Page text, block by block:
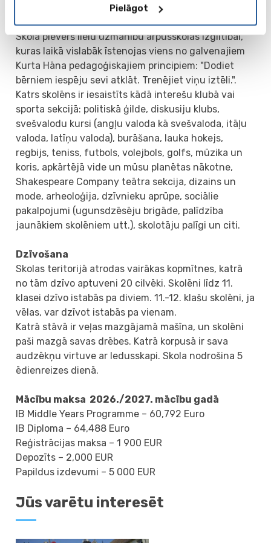
Pielāgot
Ārpusklases pasākumi
Skola pievērš lielu uzmanību ārpusskolas izglītībai,
kuras laikā vislabāk īstenojas viens no galvenajiem
Kurta Hāna pedagoģiskajiem principiem: "Dodiet
bērniem iespēju sevi atklāt. Trenējiet viņu iztēli.".
Katrs skolēns ir iesaistīts kādā interešu klubā vai
sporta sekcijā: politiskā ģilde, diskusiju klubs,
svešvalodu kursi (angļu valoda kā svešvaloda, itāļu
valoda, latīņu valoda), burāšana, lauka hokejs,
regbijs, teniss, futbols, volejbols, golfs, mūzika un
koris, apkārtējā vide un mūsu planētas nākotne,
Shakespeare Company teātra sekcija, dizains un
mode, arheoloģija, dzīvnieku aprūpe, sociālie
pakalpojumi (ugunsdzēsēju brigāde, palīdzība
jaunākiem skolēniem utt.), skolotāju palīgi un citi.
Dzīvošana
Skolas teritorijā atrodas vairākas kopmītnes, katrā
no tām dzīvo aptuveni 20 cilvēki. Skolēni līdz 11.
klasei dzīvo istabās pa diviem. 11.-12. klašu skolēni, ja
vēlas, var dzīvot istabās pa vienam.
Katrā stāvā ir veļas mazgājamā mašīna, un skolēni
paši mazgā savas drēbes. Katrā korpusā ir sava
audzēkņu virtuve ar ledusskapi. Skola nodrošina 5
ēdienreizes dienā.
Mācību maksa 2026./2027. mācību gadā
IB Middle Years Programme – 60,792 Euro
IB Diploma – 64,488 Euro
Reģistrācijas maksa – 1 900 EUR
Depozīts – 2,000 EUR
Papildus izdevumi – 5 000 EUR
Jūs varētu interesēt